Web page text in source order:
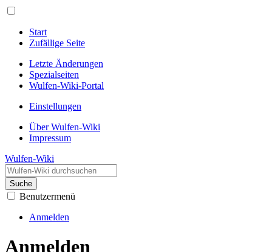
Start
Zufällige Seite
Letzte Änderungen
Spezialseiten
Wulfen-Wiki-Portal
Einstellungen
Über Wulfen-Wiki
Impressum
Wulfen-Wiki
Suche
Benutzermenü
Anmelden
Anmelden